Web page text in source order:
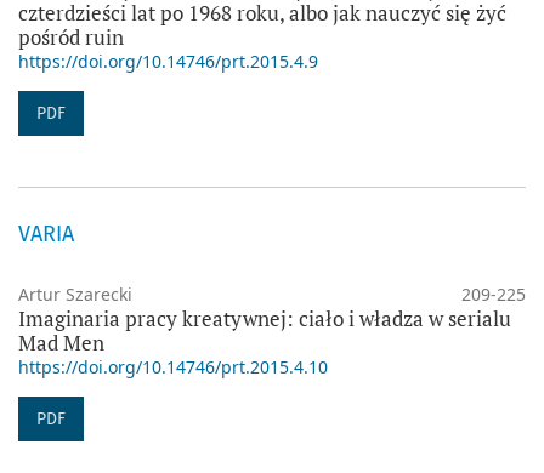
czterdzieści lat po 1968 roku, albo jak nauczyć się żyć
pośród ruin
https://doi.org/10.14746/prt.2015.4.9
PDF
VARIA
Artur Szarecki 209-225
Imaginaria pracy kreatywnej: ciało i władza w serialu
Mad Men
https://doi.org/10.14746/prt.2015.4.10
PDF